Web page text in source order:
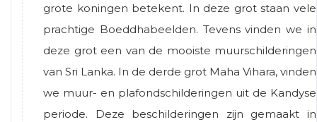
grote koningen betekent. In deze grot staan vele
prachtige Boeddhabeelden. Tevens vinden we in
deze grot een van de mooiste muurschilderingen
van Sri Lanka. In de derde grot Maha Vihara, vinden
we muur- en plafondschilderingen uit de Kandyse
periode. Deze beschilderingen zijn gemaakt in